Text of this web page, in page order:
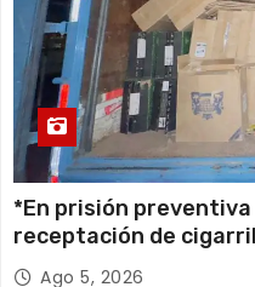
*En prisión
receptación de
millones*
Ago 5, 2026